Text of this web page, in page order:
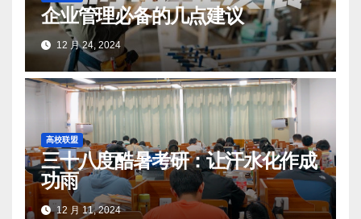
企业管理必备的几点建议
12 月 24, 2024
高校联盟
三十八度酷暑考研：让汗水化作成
功雨
12 月 11, 2024